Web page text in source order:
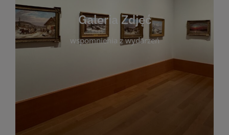
Galeria Zdjęć
wspomnienia z wydarzeń
którym można zobaczyć, jak żyje nasza biblioteka
i jej społeczność. Zdjęcia dokumentują zarówno
uroczyste chwile, jak i codzienne aktywności
czytelników. Regularnie dodajemy nowe galerie,
by każdy mógł powrócić do wyjątkowych
momentów. Zapraszamy do obejrzenia,
wspominania i inspirowania się!